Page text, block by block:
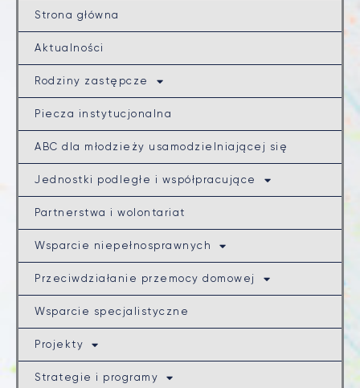
Strona główna
Aktualności
Rodziny zastępcze
Piecza instytucjonalna
ABC dla młodzieży usamodzielniającej się
Jednostki podległe i współpracujące
Partnerstwa i wolontariat
Wsparcie niepełnosprawnych
Przeciwdziałanie przemocy domowej
Wsparcie specjalistyczne
Projekty
Strategie i programy